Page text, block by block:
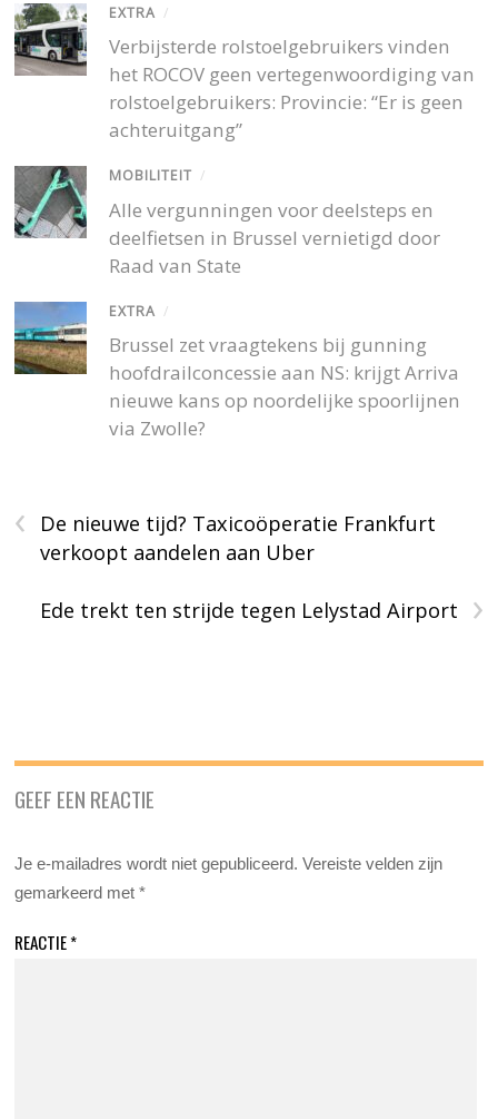
EXTRA /
Verbijsterde rolstoelgebruikers vinden
het ROCOV geen vertegenwoordiging van
rolstoelgebruikers: Provincie: “Er is geen
achteruitgang”
MOBILITEIT /
Alle vergunningen voor deelsteps en
deelfietsen in Brussel vernietigd door
Raad van State
EXTRA /
Brussel zet vraagtekens bij gunning
hoofdrailconcessie aan NS: krijgt Arriva
nieuwe kans op noordelijke spoorlijnen
via Zwolle?
‹
De nieuwe tijd? Taxicoöperatie Frankfurt
verkoopt aandelen aan Uber
›
Ede trekt ten strijde tegen Lelystad Airport
GEEF EEN REACTIE
Je e-mailadres wordt niet gepubliceerd. Vereiste velden zijn
gemarkeerd met*
REACTIE*